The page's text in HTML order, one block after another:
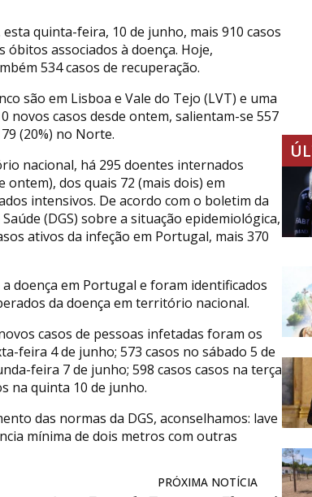
quinta-feira, 10 de junho, mais 910 casos
óbitos associados à doença. Hoje,
534 casos de recuperação.
são em Lisboa e Vale do Tejo (LVT) e uma
novos casos desde ontem, salientam-se 557
(20%) no Norte.
nacional, há 295 doentes internados
ontem), dos quais 72 (mais dois) em
intensivos. De acordo com o boletim da
(DGS) sobre a situação epidemiológica,
ativos da infeção em Portugal, mais 370
doença em Portugal e foram identificados
da doença em território nacional.
casos de pessoas infetadas foram os
feira 4 de junho; 573 casos no sábado 5 de
feira 7 de junho; 598 casos casos na terça
na quinta 10 de junho.
das normas da DGS, aconselhamos: lave
mínima de dois metros com outras
PRÓXIMA NOTÍCIA